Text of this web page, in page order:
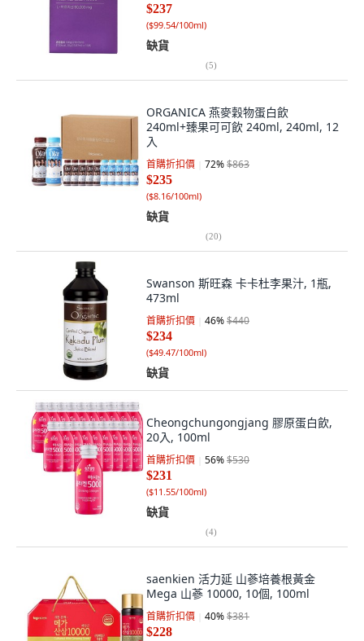
$237
($99.54/100ml)
缺貨
(5)
ORGANICA 燕麥穀物蛋白飲
240ml+臻果可可飲 240ml, 240ml, 12
入
首購折扣價 72%$863
$235
($8.16/100ml)
缺貨
(20)
Swanson 斯旺森 卡卡杜李果汁, 1瓶,
473ml
首購折扣價 46%$440
$234
($49.47/100ml)
缺貨
Cheongchungongjang 膠原蛋白飲,
20入, 100ml
首購折扣價 56%$530
$231
($11.55/100ml)
缺貨
(4)
saenkien 活力延 山蔘培養根黃金
Mega 山蔘 10000, 10個, 100ml
首購折扣價 40%$381
$228